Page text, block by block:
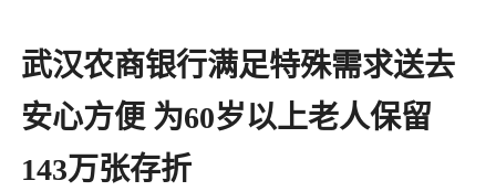
武汉农商银行满足特殊需求送去
安心方便 为60岁以上老人保留
143万张存折